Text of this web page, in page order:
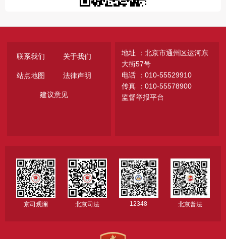
联系我们 关于我们
站点地图 法律声明
建议意见
地址 ：北京市通州区运河东
大街57号
电话 ：010-55529910
传真 ：010-55578900
监督举报平台
京司观澜 北京司法 12348 北京普法